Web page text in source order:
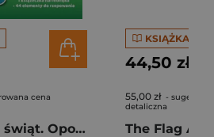
cena
Wesołych świąt. Opowiadanka & rzepiki
KSIĄŻKA
44,50 zł
55,00 zł -
detaliczna